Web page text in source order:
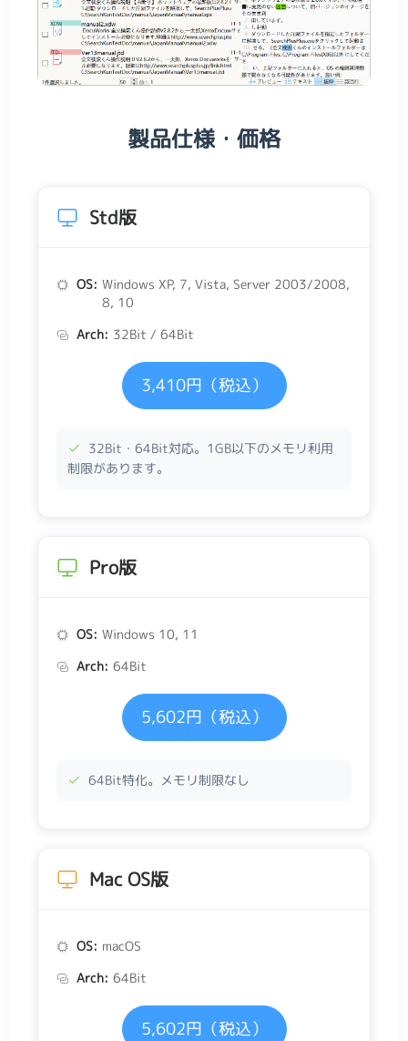
製品仕様・価格
Std版
OS: Windows XP, 7, Vista, Server 2003/2008,
8, 10
Arch: 32Bit / 64Bit
3,410円（税込）
32Bit・64Bit対応。1GB以下のメモリ利用
制限があります。
Pro版
OS: Windows 10, 11
Arch: 64Bit
5,602円（税込）
64Bit特化。メモリ制限なし
Mac OS版
OS: macOS
Arch: 64Bit
5,602円（税込）